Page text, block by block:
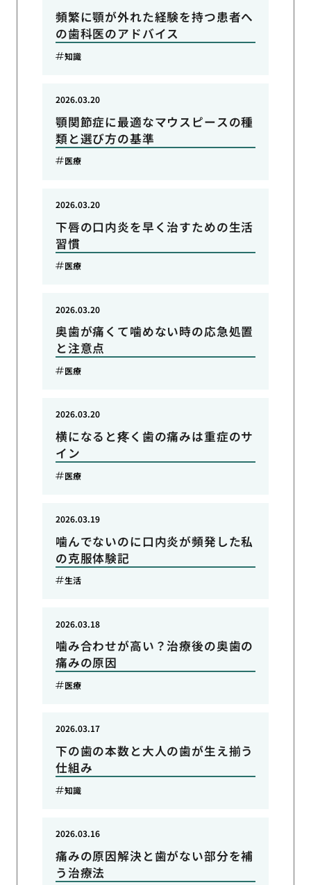
頻繁に顎が外れた経験を持つ患者へ
の歯科医のアドバイス
知識
顎関節症に最適なマウスピースの種
類と選び方の基準
2026.03.20
医療
下唇の口内炎を早く治すための生活
習慣
2026.03.20
医療
奥歯が痛くて噛めない時の応急処置
と注意点
2026.03.20
医療
横になると疼く歯の痛みは重症のサ
イン
2026.03.20
医療
噛んでないのに口内炎が頻発した私
の克服体験記
2026.03.19
生活
噛み合わせが高い？治療後の奥歯の
痛みの原因
2026.03.18
医療
下の歯の本数と大人の歯が生え揃う
仕組み
2026.03.17
知識
痛みの原因解決と歯がない部分を補
う治療法
2026.03.16